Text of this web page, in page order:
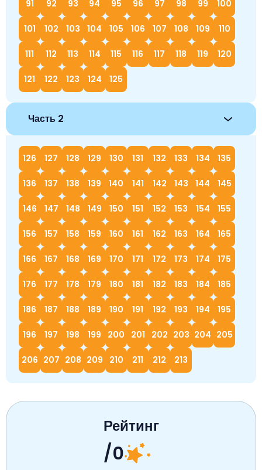
91 92 93 94 95 96 97 98 99 100
101 102 103 104 105 106 107 108 109 110
111 112 113 114 115 116 117 118 119 120
121 122 123 124 125
Часть 2
126 127 128 129 130 131 132 133 134 135
136 137 138 139 140 141 142 143 144 145
146 147 148 149 150 151 152 153 154 155
156 157 158 159 160 161 162 163 164 165
166 167 168 169 170 171 172 173 174 175
176 177 178 179 180 181 182 183 184 185
186 187 188 189 190 191 192 193 194 195
196 197 198 199 200 201 202 203 204 205
206 207 208 209 210 211 212 213
Рейтинг
/0